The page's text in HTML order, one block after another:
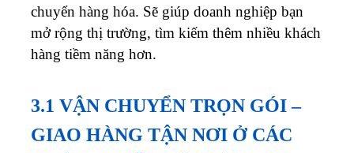
chuyển hàng hóa. Sẽ giúp doanh nghiệp bạn
mở rộng thị trường, tìm kiếm thêm nhiều khách
hàng tiềm năng hơn.
3.1 VẬN CHUYỂN TRỌN GÓI –
GIAO HÀNG TẬN NƠI Ở CÁC